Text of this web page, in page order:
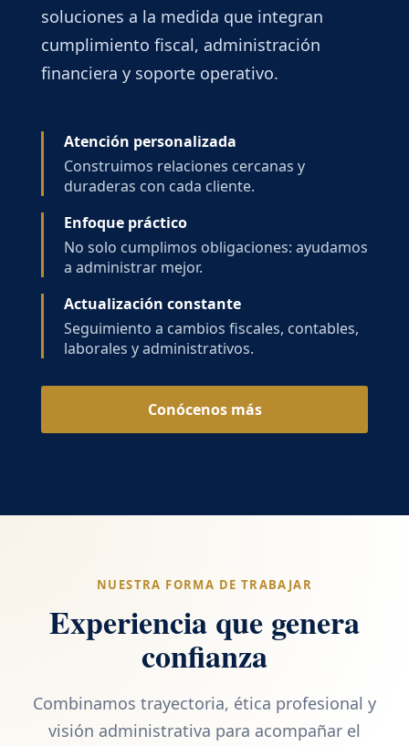
soluciones a la medida que integran
cumplimiento fiscal, administración
financiera y soporte operativo.
Atención personalizada
Construimos relaciones cercanas y
duraderas con cada cliente.
Enfoque práctico
No solo cumplimos obligaciones: ayudamos
a administrar mejor.
Actualización constante
Seguimiento a cambios fiscales, contables,
laborales y administrativos.
Conócenos más
NUESTRA FORMA DE TRABAJAR
Experiencia que genera
confianza
Combinamos trayectoria, ética profesional y
visión administrativa para acompañar el